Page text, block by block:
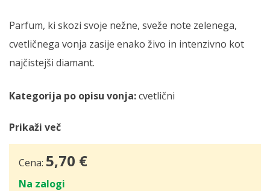
Parfum, ki skozi svoje nežne, sveže note zelenega,
cvetličnega vonja zasije enako živo in intenzivno kot
najčistejši diamant.
Kategorija po opisu vonja:cvetlični
Prikaži več
Cena: 5,70 €
Na zalogi